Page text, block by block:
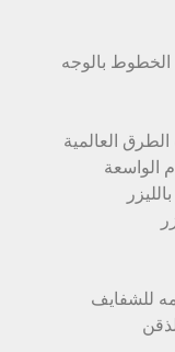
الخطوط بالوجه
العالمية
الواسعة
للشفايف